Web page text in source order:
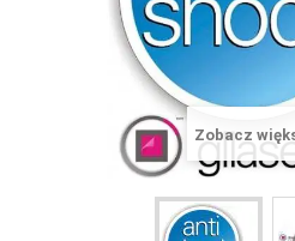
VOSTOK EUROPE ZEGARKI
VICTORINOX ZEGARKI
WENGER ZEGARKI
Zobacz